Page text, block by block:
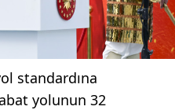
standardına
yolunun 32